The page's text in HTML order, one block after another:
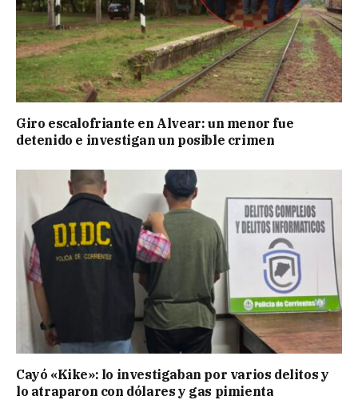
Giro escalofriante en Alvear: un menor fue
detenido e investigan un posible crimen
Cayó «Kike»: lo investigaban por varios delitos y
lo atraparon con dólares y gas pimienta